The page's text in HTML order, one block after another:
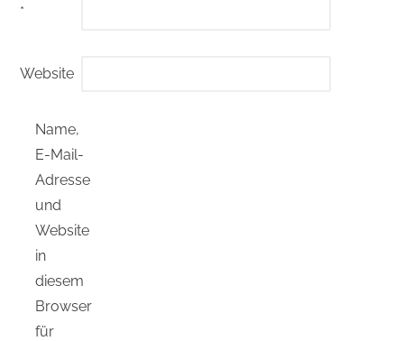
*
Website
Name,
E-Mail-
Adresse
und
Website
in
diesem
Browser
für